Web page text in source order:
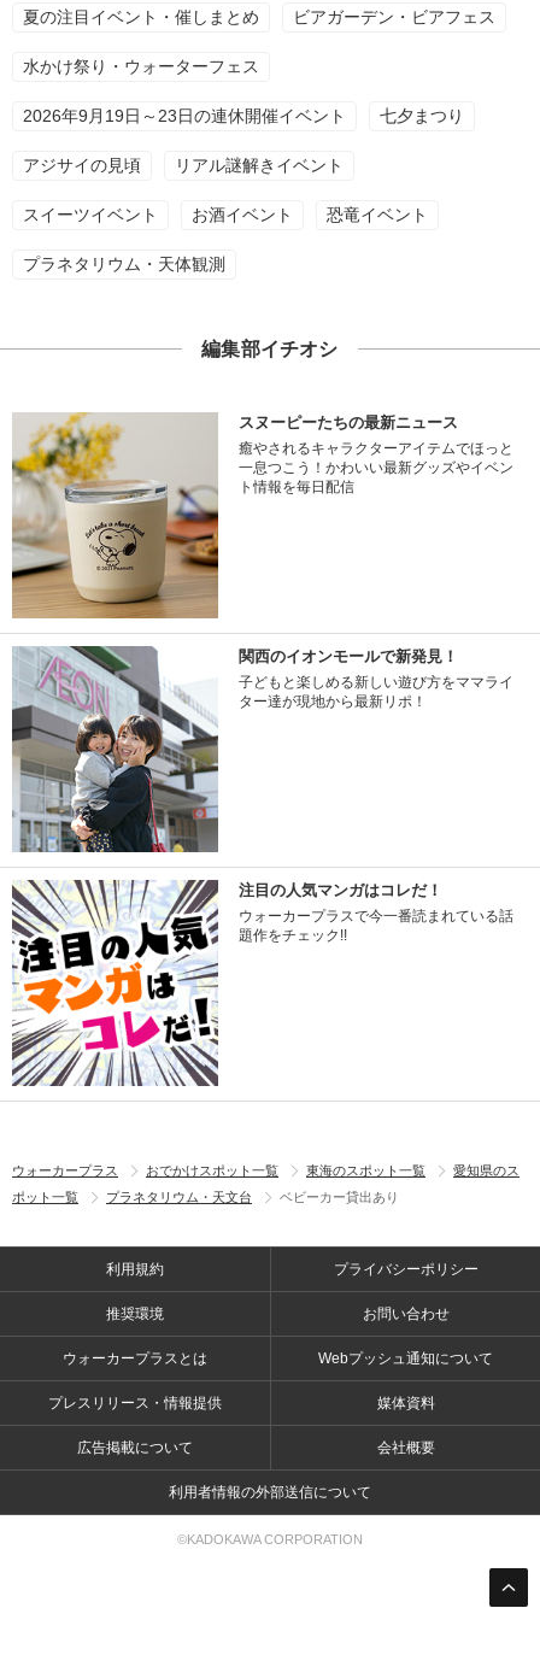
夏の注目イベント・催しまとめ ビアガーデン・ビアフェス
水かけ祭り・ウォーターフェス
2026年9月19日～23日の連休開催イベント 七夕まつり
アジサイの見頃 リアル謎解きイベント
スイーツイベント お酒イベント 恐竜イベント
プラネタリウム・天体観測
編集部イチオシ
スヌーピーたちの最新ニュース
癒やされるキャラクターアイテムでほっと
一息つこう！かわいい最新グッズやイベン
ト情報を毎日配信
関西のイオンモールで新発見！
子どもと楽しめる新しい遊び方をママライ
ター達が現地から最新リポ！
注目の人気マンガはコレだ！
ウォーカープラスで今一番読まれている話
題作をチェック!!
ウォーカープラス おでかけスポット一覧 東海のスポット一覧
愛知県のス
ポット一覧
プラネタリウム・天文台 ベビーカー貸出あり
利用規約 プライバシーポリシー
推奨環境 お問い合わせ
ウォーカープラスとは Webプッシュ通知について
プレスリリース・情報提供 媒体資料
広告掲載について 会社概要
利用者情報の外部送信について
©KADOKAWA CORPORATION